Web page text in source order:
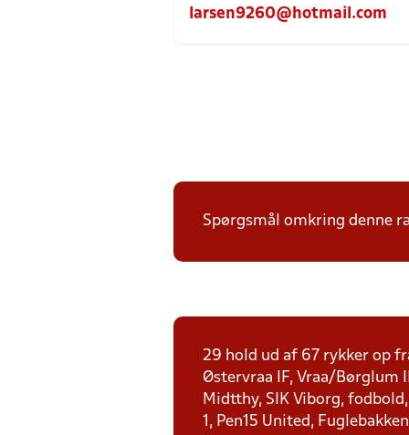
larsen9260@hotmail.com
Spørgsmål omkring denne
29 hold ud af 67 rykker op
Østervraa IF, Vraa/Børglum
Midtthy, SIK Viborg,
1, Pen15 United,